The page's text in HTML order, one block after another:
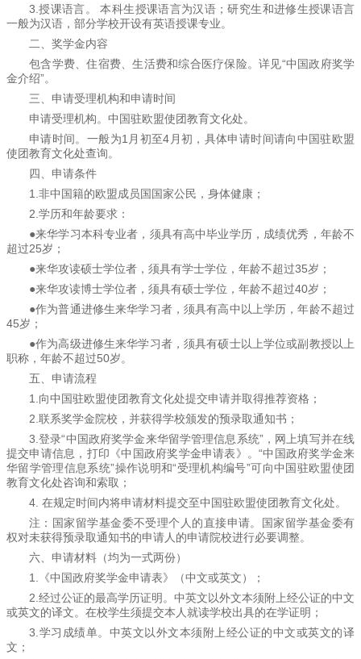
3.授课语言。 本科生授课语言为汉语；研究生和进修生授课语言
一般为汉语，部分学校开设有英语授课专业。
二、奖学金内容
包含学费、住宿费、生活费和综合医疗保险。详见“中国政府奖学
金介绍”。
三、申请受理机构和申请时间
申请受理机构。中国驻欧盟使团教育文化处。
申请时间。一般为1月初至4月初，具体申请时间请向中国驻欧盟
使团教育文化处查询。
四、申请条件
1.非中国籍的欧盟成员国国家公民，身体健康；
2.学历和年龄要求：
●来华学习本科专业者，须具有高中毕业学历，成绩优秀，年龄不
超过25岁；
●来华攻读硕士学位者，须具有学士学位，年龄不超过35岁；
●来华攻读博士学位者，须具有硕士学位，年龄不超过40岁；
●作为普通进修生来华学习者，须具有高中以上学历，年龄不超过
45岁；
●作为高级进修生来华学习者，须具有硕士以上学位或副教授以上
职称，年龄不超过50岁。
五、申请流程
1.向中国驻欧盟使团教育文化处提交申请并取得推荐资格；
2.联系奖学金院校，并获得学校颁发的预录取通知书；
3.登录“中国政府奖学金来华留学管理信息系统”，网上填写并在线
提交申请信息，打印《中国政府奖学金申请表》。“中国政府奖学金来
华留学管理信息系统”操作说明和“受理机构编号”可向中国驻欧盟使团
教育文化处咨询和索取；
4. 在规定时间内将申请材料提交至中国驻欧盟使团教育文化处。
注：国家留学基金委不受理个人的直接申请。国家留学基金委有
权对未获得预录取通知书的申请人的申请院校进行必要调整。
六、申请材料（均为一式两份）
1.《中国政府奖学金申请表》（中文或英文）；
2.经过公证的最高学历证明。中英文以外文本须附上经公证的中文
或英文的译文。在校学生须提交本人就读学校出具的在学证明；
3.学习成绩单。中英文以外文本须附上经公证的中文或英文的译
文；